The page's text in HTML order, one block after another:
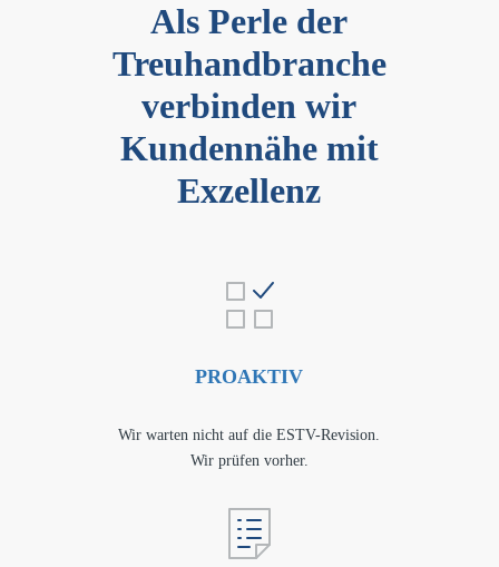
Als Perle der
Treuhandbranche
verbinden wir
Kundennähe mit
Exzellenz
PROAKTIV
Wir warten nicht auf die ESTV-Revision.
Wir prüfen vorher.